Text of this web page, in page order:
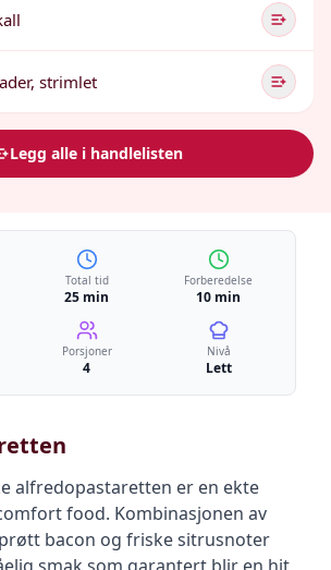
strimlet
Legg alle i handlelisten
Total tid
25 min
Forberedelse
10 min
Porsjoner
4
Nivå
Lett
alfredopastaretten er en ekte
food. Kombinasjonen av
bacon og friske sitrusnoter